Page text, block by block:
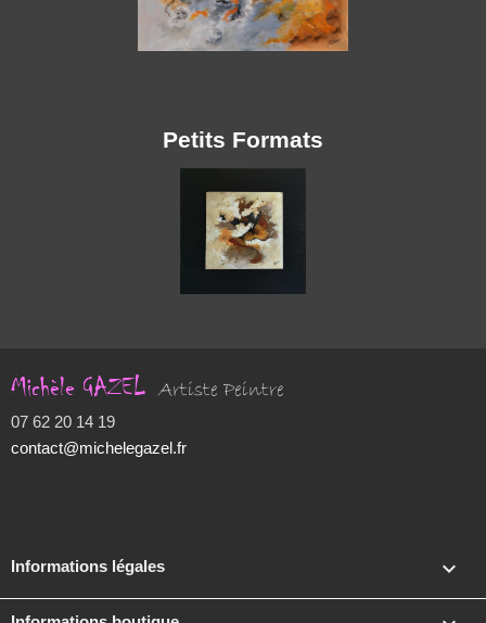
Petits Formats
Michèle GAZEL Artiste Peintre
07 62 20 14 19
contact@michelegazel.fr
Informations légales 